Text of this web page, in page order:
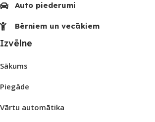
Auto piederumi
Bērniem un vecākiem
Izvēlne
Sākums
Piegāde
Vārtu automātika